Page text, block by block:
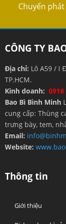
Chuyển
CÔNG TY
Địa chỉ: Lô A59 / I
TP.HCM.
Kinh doanh:
Bao Bì Bình Minh
cung cấp: Thùng
trưng bày, tem,
Email:
Website:
Thông tin
Giới thiệu